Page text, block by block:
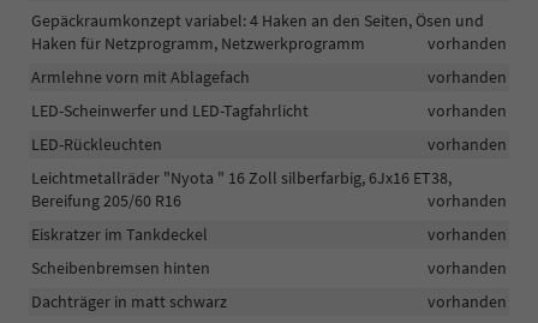
Gepäckraumkonzept variabel: 4 Haken an den Seiten, Ösen und
Haken für Netzprogramm, Netzwerkprogramm
vorhanden
Armlehne vorn mit Ablagefach
vorhanden
LED-Scheinwerfer und LED-Tagfahrlicht
vorhanden
LED-Rückleuchten
vorhanden
Leichtmetallräder "Nyota " 16 Zoll silberfarbig, 6Jx16 ET38,
Bereifung 205/60 R16
vorhanden
Eiskratzer im Tankdeckel
vorhanden
Scheibenbremsen hinten
vorhanden
Dachträger in matt schwarz
vorhanden